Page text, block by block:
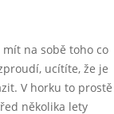
mít na sobě toho co
ucítíte, že je
V horku to prostě
několika lety